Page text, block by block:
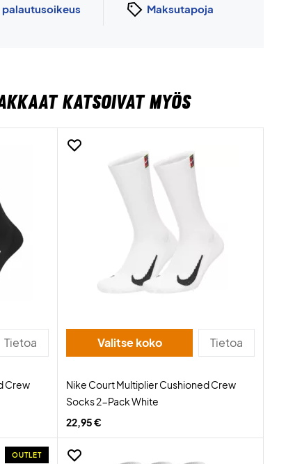
Maksutapoja
KATSOIVAT MYÖS
Tietoa
Crew
Valitse koko Tietoa
Nike Court Multiplier Cushioned Crew
Socks 2-Pack White
22,95 €
OUTLET